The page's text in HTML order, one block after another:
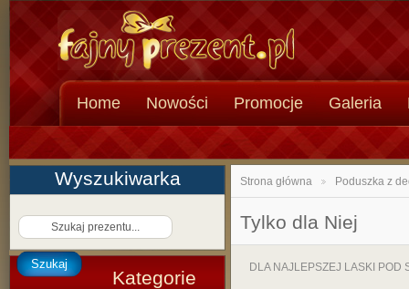
Home Nowości Promocje Galeria
Wyszukiwarka
Szukaj
Kategorie
Strona główna Poduszka z
Tylko dla Niej
DLA NAJLEPSZEJ LASKI POD